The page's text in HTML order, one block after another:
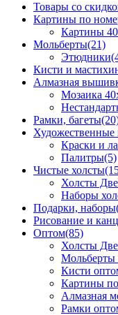
Товары со
Картины по
Картины
Мольберты(21)
Этюдники
Кисти и
Алмазная
Мозаика
Рамки, багеты
Художественные
Краски и
Палитры(5)
Чистые холсты
Холсты
Наборы
Подарки, наборы
Рисование и
Оптом(85)
Холсты
Мольберты
Кисти
Картины
Алмазная
Рамки